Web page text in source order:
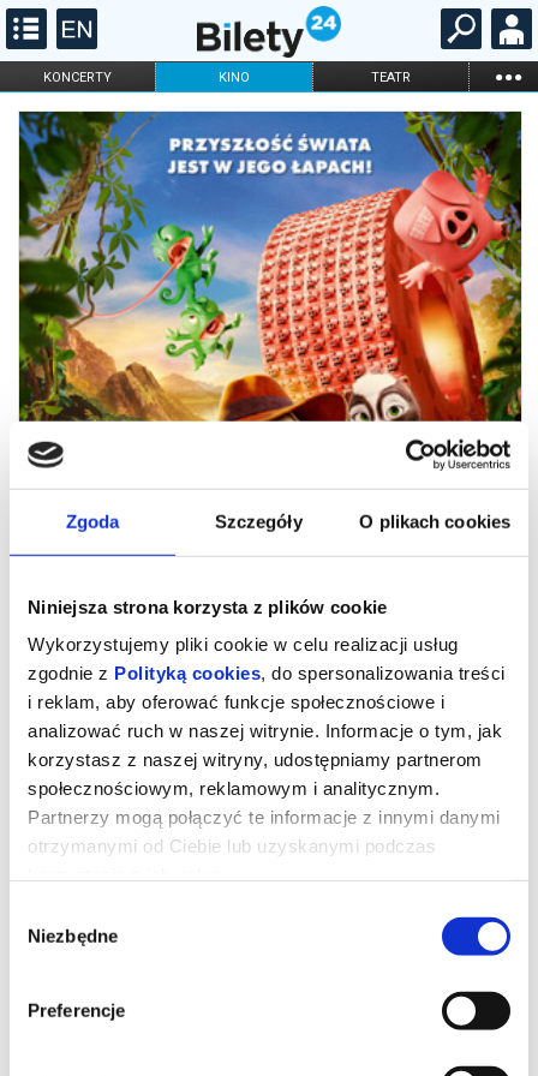
Zgoda Szczegóły O plikach cookies
Niniejsza strona korzysta z plików cookie
Wykorzystujemy pliki cookie w celu realizacji usług
zgodnie z Polityką cookies, do spersonalizowania treści
i reklam, aby oferować funkcje społecznościowe i
analizować ruch w naszej witrynie. Informacje o tym, jak
korzystasz z naszej witryny, udostępniamy partnerom
społecznościowym, reklamowym i analitycznym.
Partnerzy mogą połączyć te informacje z innymi danymi
otrzymanymi od Ciebie lub uzyskanymi podczas
zgody
Niezbędne
Preferencje
KONCERTY KINO TEATR ...
FILHARMONIA OPERA I BALET
STAND-UP
DLA DZIECI
ONLINE KARNETY
Kurozając i Świątynia Świstaka
Gdy wyjątkowy pół kurczak, pół zając odkrywa, że nie jest sam i
ma siostrę, a cały gatunek kurozająców potrzebuje ratunku,
wyrusza w ryzykowną podróż do legendarnej Świątyni Świstaka.
niebezpieczna droga, przeciwnicy gotowi na wszystko i decyzja,